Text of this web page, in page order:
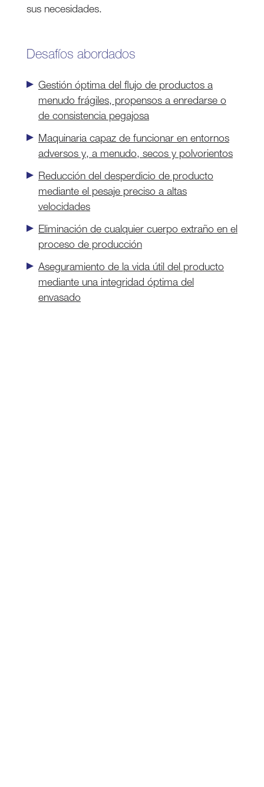
sus necesidades.
Desafíos abordados
Gestión óptima del flujo de productos a
menudo frágiles, propensos a enredarse o
de consistencia pegajosa
Maquinaria capaz de funcionar en entornos
adversos y, a menudo, secos y polvorientos
Reducción del desperdicio de producto
mediante el pesaje preciso a altas
velocidades
Eliminación de cualquier cuerpo extraño en el
proceso de producción
Aseguramiento de la vida útil del producto
mediante una integridad óptima del
envasado